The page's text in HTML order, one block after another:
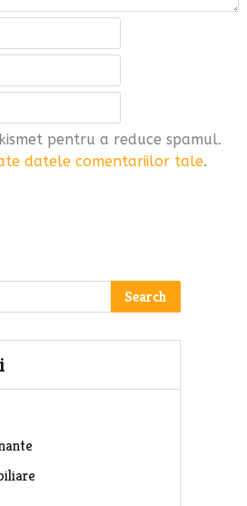
pentru a reduce spamul.
datele comentariilor tale.
Search